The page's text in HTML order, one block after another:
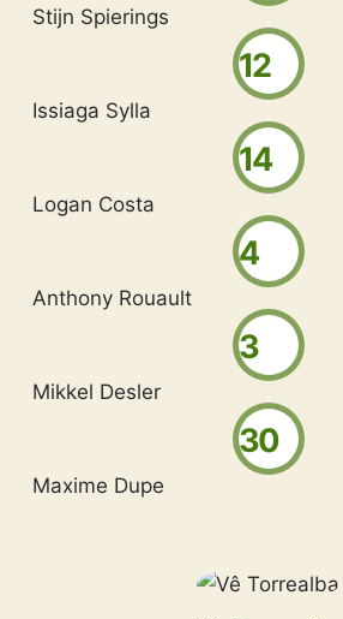
Stijn Spierings
12
Issiaga Sylla
14
Logan Costa
4
Anthony Rouault
3
Mikkel Desler
30
Maxime Dupe